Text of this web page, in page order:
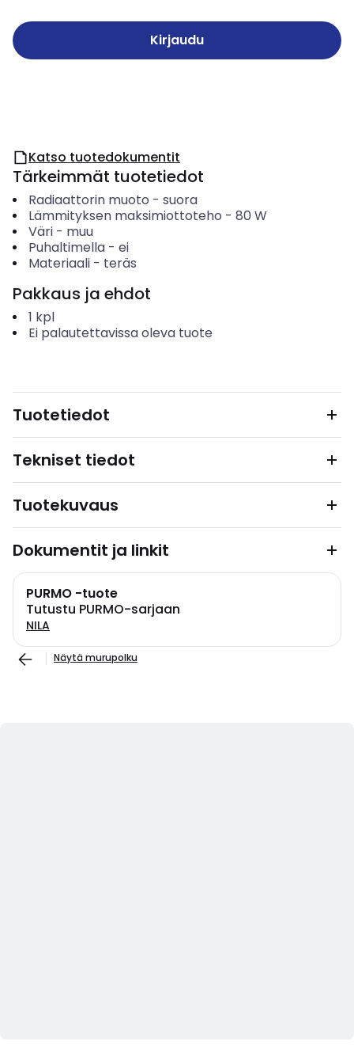
Kirjaudu
Katso tuotedokumentit
Tärkeimmät tuotetiedot
Radiaattorin muoto - suora
Lämmityksen maksimiottoteho - 80 W
Väri- muu
Puhaltimella- ei
Materiaali- teräs
Pakkaus ja ehdot
1 kpl
Ei palautettavissa oleva tuote
Tuotetiedot
Tekniset tiedot
Tuotekuvaus
Dokumentit ja linkit
PURMO -tuote
Tutustu PURMO-sarjaan
NILA
Näytä murupolku